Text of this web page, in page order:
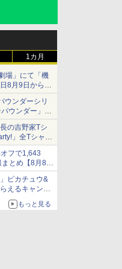
1カ月
場」にて「機
8月9日から8
リマスター
ウンダーシリ
ウンダー」を
使用した超大
の吉野家Tシ
」全Tシャツ
売開始
フで1,643
とめ【8月8日
神 絶景版」が
ピカチュウ&
えるキャンペ
もっと見る